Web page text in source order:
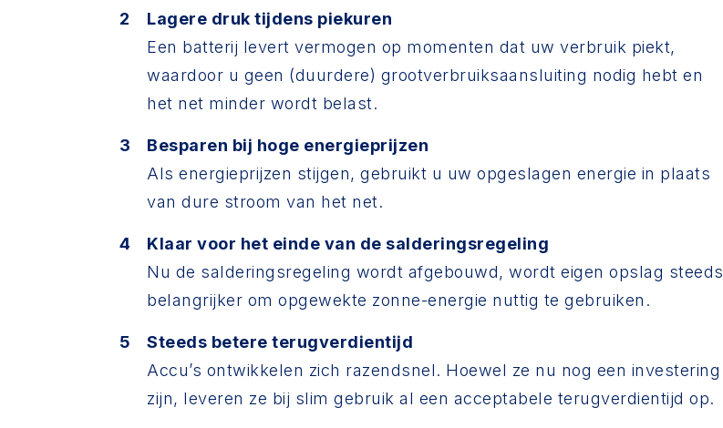
Lagere druk tijdens piekuren
Een batterij levert vermogen op momenten dat uw verbruik piekt,
waardoor u geen (duurdere) grootverbruiksaansluiting nodig hebt en
het net minder wordt belast.
Besparen bij hoge energieprijzen
Als energieprijzen stijgen, gebruikt u uw opgeslagen energie in plaats
van dure stroom van het net.
Klaar voor het einde van de salderingsregeling
Nu de salderingsregeling wordt afgebouwd, wordt eigen opslag steeds
belangrijker om opgewekte zonne-energie nuttig te gebruiken.
Steeds betere terugverdientijd
Accu’s ontwikkelen zich razendsnel. Hoewel ze nu nog een investering
zijn, leveren ze bij slim gebruik al een acceptabele terugverdientijd op.